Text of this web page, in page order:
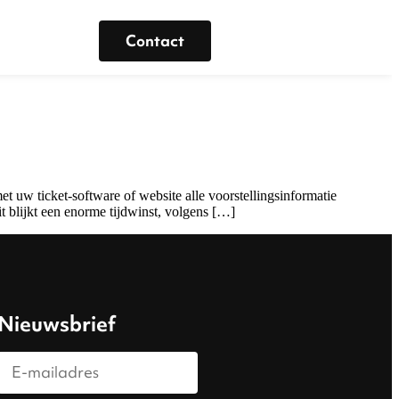
Contact
uw ticket-software of website alle voorstellingsinformatie
blijkt een enorme tijdwinst, volgens […]
Nieuwsbrief